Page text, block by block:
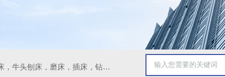
数控车床，加工中心，数控铣床，立钻，台钻，摇臂钻床，锯床，牛头刨床，磨床，插床，钻铣床，滚齿机